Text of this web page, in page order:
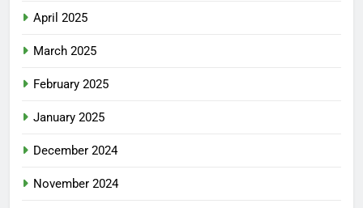
April 2025
March 2025
February 2025
January 2025
December 2024
November 2024